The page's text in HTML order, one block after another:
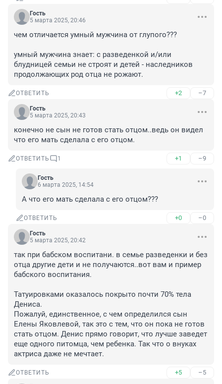
Гость
5 марта 2025, 20:46
чем отличается умный мужчина от глупого???
умный мужчина знает: с разведенкой и/или
блудницей семьи не строят и детей - наследников
продолжающих род отца не рожают.
ОТВЕТИТЬ +2 –7
Гость
5 марта 2025, 20:43
конечно не сын не готов стать отцом..ведь он видел
что его мать сделала с его отцом.
ОТВЕТИТЬ 1 +1 –9
Гость
6 марта 2025, 14:54
А что его мать сделала с его отцом???
ОТВЕТИТЬ +0 –0
Гость
5 марта 2025, 20:42
так при бабском воспитани. в семье разведенки и без
отца другие дети и не получаются..вот вам и пример
бабского воспитания.
Татуировками оказалось покрыто почти 70% тела
Дениса.
Пожалуй, единственное, с чем определился сын
Елены Яковлевой, так это с тем, что он пока не готов
стать отцом. Денис прямо говорит, что лучше заведет
еще одного питомца, чем ребенка. Так что о внуках
актриса даже не мечтает.
ОТВЕТИТЬ +5 –5